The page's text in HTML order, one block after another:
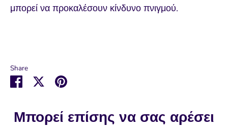
μπορεί να προκαλέσουν κίνδυνο πνιγμού.
Share
Μοιραστείτε
Facebook
Μοιραστείτε
Twitter
Καρφιτσώστε
Μπορεί επίσης να σας αρέσει